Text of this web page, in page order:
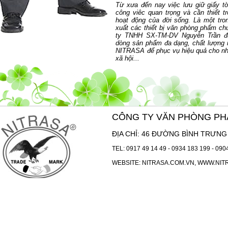
Từ xưa đến nay việc lưu giữ giấy
công viêc quan trọng và cần thiết
hoạt động của đời sống. Là một
xuất các thiết bị văn phòng phẩm
ty TNHH SX-TM-DV Nguyễn Trần
dòng sản phẩm đa dạng, chất lượng
NITRASA để phục vụ hiệu quả cho
xã hội...
CÔNG TY VĂN PHÒNG
ĐỊA CHỈ: 46 ĐƯỜNG BÌNH TRƯNG
TEL: 0917 49 14 49 - 0934 183 199 -
WEBSITE: NITRASA.COM.VN ,